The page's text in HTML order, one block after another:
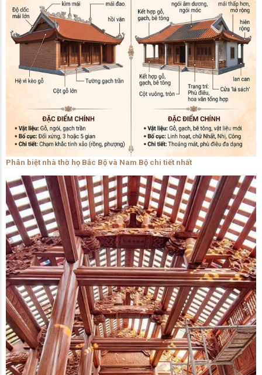
Phân biệt nhà thờ họ Bắc Bộ và Nam Bộ chi tiết nhất